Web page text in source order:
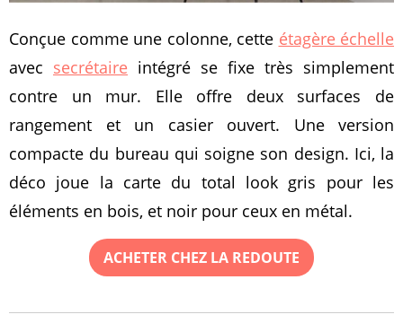
Conçue comme une colonne, cette étagère échelle
avec secrétaire intégré se fixe très simplement
contre un mur. Elle offre deux surfaces de
rangement et un casier ouvert. Une version
compacte du bureau qui soigne son design. Ici, la
déco joue la carte du total look gris pour les
éléments en bois, et noir pour ceux en métal.
ACHETER CHEZ LA REDOUTE